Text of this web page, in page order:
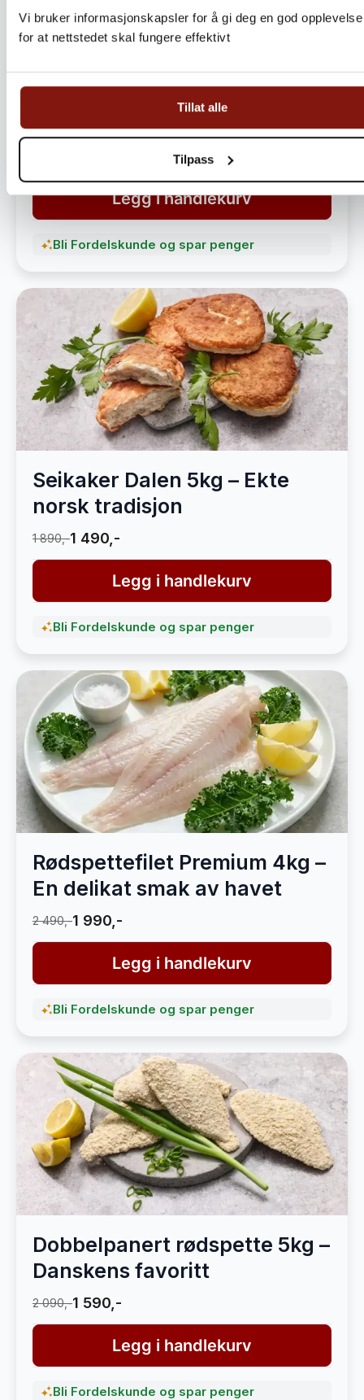
Vi bruker informasjonskapsler for å gi deg en god
for at nettstedet skal fungere effektivt
Tillat alle
Tilpass
Steinbitkaker Dalen 5kg –
Ekte norsk håndverk fra
havet
Legg i handlekurv
Bli Fordelskunde og spar penger
Seikaker Dalen 5kg – Ekte
norsk tradisjon
1 890,-1 490,-
Legg i handlekurv
Bli Fordelskunde og spar penger
Rødspettefilet Premium 4kg –
En delikat smak av havet
2 490,-1 990,-
Legg i handlekurv
Bli Fordelskunde og spar penger
Dobbelpanert rødspette 5kg –
Danskens favoritt
2 090,-1 590,-
Legg i handlekurv
Bli Fordelskunde og spar penger